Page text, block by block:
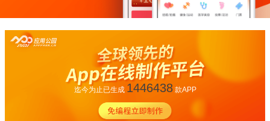
迄今为止已生成 1446438款APP